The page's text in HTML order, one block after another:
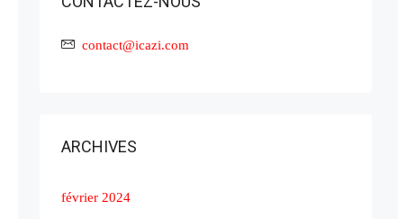
contact@icazi.com
ARCHIVES
février 2024